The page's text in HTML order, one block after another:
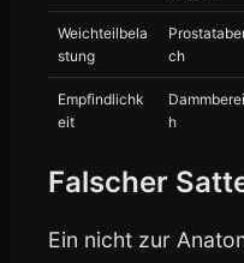
Weichteilbela
stung
ch
Empfindlichk
eit
h
Falscher
Ein nicht zur